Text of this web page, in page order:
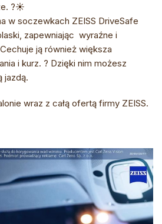
?☀️
w soczewkach ZEISS DriveSafe
zapewniając wyraźne i
ją również większa
i kurz. ?️ Dzięki nim możesz
jazdą.
wraz z całą ofertą firmy ZEISS.